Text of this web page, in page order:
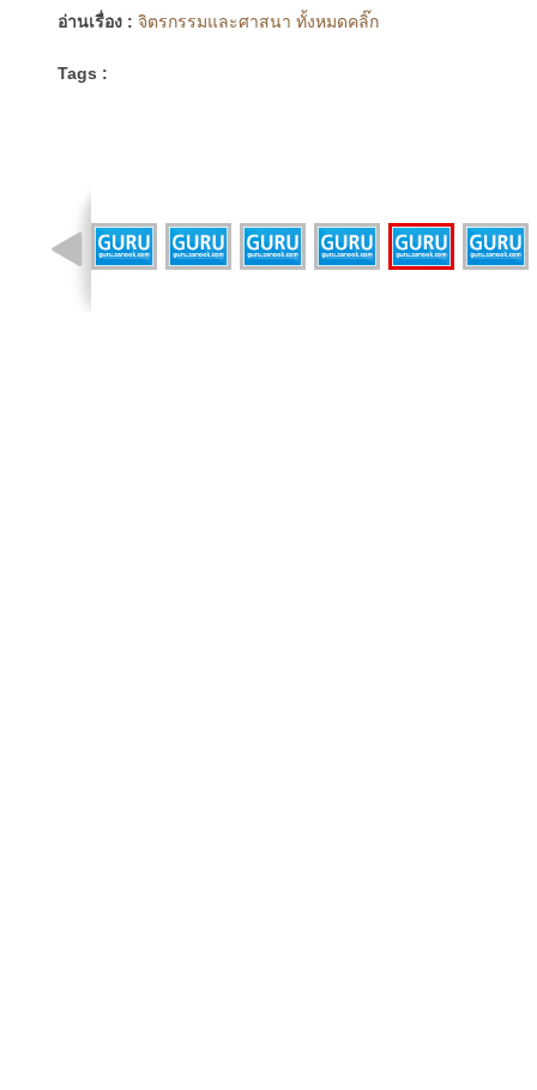
อ่านเรื่อง : จิตรกรรมและศาสนา ทั้งหมดคลิ๊ก
Tags :